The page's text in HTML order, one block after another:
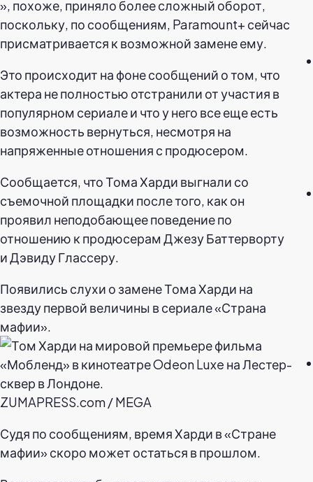
», похоже, приняло более сложный оборот,
поскольку, по сообщениям, Paramount+ сейчас
присматривается к возможной замене ему.
Это происходит на фоне сообщений о том, что
актера не полностью отстранили от участия в
популярном сериале и что у него все еще есть
возможность вернуться, несмотря на
напряженные отношения с продюсером.
Сообщается, что Тома Харди выгнали со
съемочной площадки после того, как он
проявил неподобающее поведение по
отношению к продюсерам Джезу Баттерворту
и Дэвиду Глассеру.
Появились слухи о замене Тома Харди на
звезду первой величины в сериале «Страна
мафии».
ZUMAPRESS.com / MEGA
Судя по сообщениям, время Харди в «Стране
мафии» скоро может остаться в прошлом.